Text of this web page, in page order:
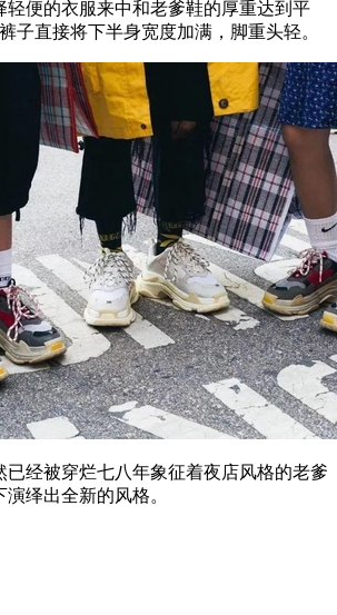
轻便的衣服来中和老爹鞋的厚重达到平
子直接将下半身宽度加满，脚重头轻。
经被穿烂七八年象征着夜店风格的老爹
绎出全新的风格。